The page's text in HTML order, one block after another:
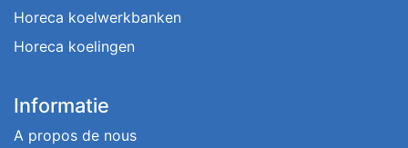
Horeca koelwerkbanken
Horeca koelingen
Informatie
A propos de nous